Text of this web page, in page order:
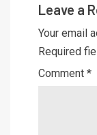
Leave a
Your email
Required
Comment *